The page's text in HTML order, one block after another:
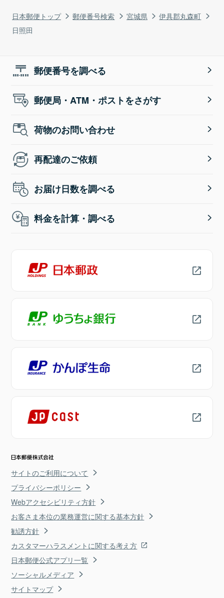
日本郵便トップ 郵便番号検索 宮城県
伊具郡丸森町
日照田
郵便番号を調べる
郵便局・ATM・ポストをさがす
荷物のお問い合わせ
再配達のご依頼
お届け日数を調べる
料金を計算・調べる
サイトのご利用について
プライバシーポリシー
Webアクセシビリティ方針
お客さま本位の業務運営に関する基本方針
勧誘方針
カスタマーハラスメントに関する考え方
日本郵便公式アプリ一覧
ソーシャルメディア
サイトマップ